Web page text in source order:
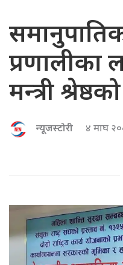
प्रणालीका
मन्त्री
न्यूजस्टोरी ४ माघ